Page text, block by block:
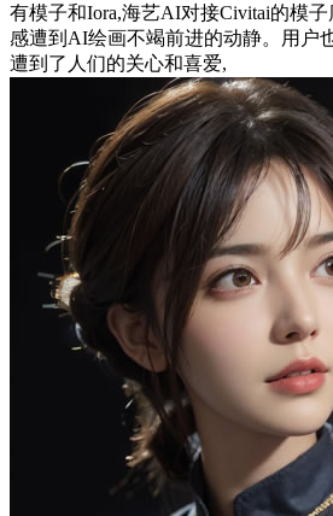
有模子和Iora,海艺AI对接Civitai的模
感遭到AI绘画不竭前进的动静。用户
遭到了人们的关心和喜爱,